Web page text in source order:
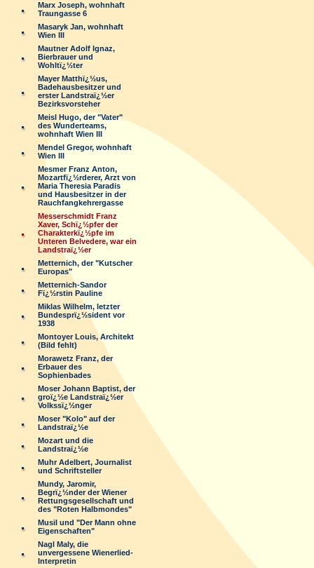
Marx Joseph, wohnhaft
Traungasse 6
Masaryk Jan, wohnhaft
Wien III
Mautner Adolf Ignaz,
Bierbrauer und
Wohltï¿½ter
Mayer Matthï¿½us,
Badehausbesitzer und
erster Landstraï¿½er
Bezirksvorsteher
Meisl Hugo, der "Vater"
des Wunderteams,
wohnhaft Wien III
Mendel Gregor, wohnhaft
Wien III
Mesmer Franz Anton,
Mozartfï¿½rderer, Arzt von
Maria Theresia Paradis
und Hausbesitzer in der
Rauchfangkehrergasse
Messerschmidt Franz
Xaver, Schï¿½pfer der
Charakterkï¿½pfe im
Unteren Belvedere, war ein
Landstraï¿½er
Metternich, der "Kutscher
Europas"
Metternich-Sandor
Fï¿½rstin Pauline
Miklas Wilhelm, letzter
Bundesprï¿½sident vor
1938
Montoyer Louis, Architekt
(Bild fehlt)
Morawetz Franz, der
Erbauer des
Sophienbades
Moser Johann Baptist, der
groï¿½e Landstraï¿½er
Volkssï¿½nger
Moser "Kolo" auf der
Landstraï¿½e
Mozart und die
Landstraï¿½e
Muhr Adelbert, Journalist
und Schriftsteller
Mundy, Jaromir,
Begrï¿½nder der Wiener
Rettungsgesellschaft und
des "Roten Halbmondes"
Musil und "Der Mann ohne
Eigenschaften"
Nagl Maly, die
unvergessene Wienerlied-
Interpretin